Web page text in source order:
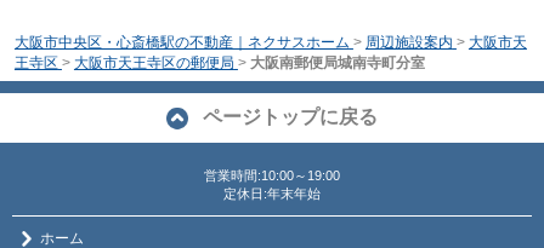
大阪市中央区・心斎橋駅の不動産｜ネクサスホーム > 周辺施設案内 > 大阪市天
王寺区 > 大阪市天王寺区の郵便局 > 大阪南郵便局城南寺町分室
ページトップに戻る
営業時間:10:00～19:00
定休日:年末年始
ホーム